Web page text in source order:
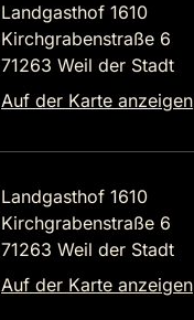
Landgasthof 1610
Kirchgrabenstraße 6
71263 Weil der Stadt
Auf der Karte anzeigen
Landgasthof 1610
Kirchgrabenstraße 6
71263 Weil der Stadt
Auf der Karte anzeigen